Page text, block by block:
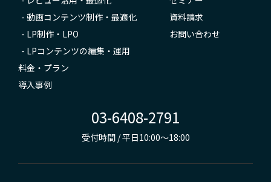
- 動画コンテンツ制作・最適化
- LP制作・LPO
- LPコンテンツの編集・運用
料金・プラン
導入事例
資料請求
お問い合わせ
03-6408-2791
受付時間 / 平日10:00～18:00